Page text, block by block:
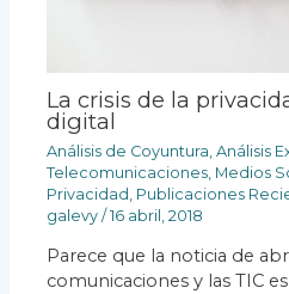
La crisis de la
digital
Análisis de Coyuntura ,Análisis
Telecomunicaciones Medios
Privacidad Publicaciones
galevy/16 abril, 2018
Parece que la noticia de
comunicaciones y las TIC